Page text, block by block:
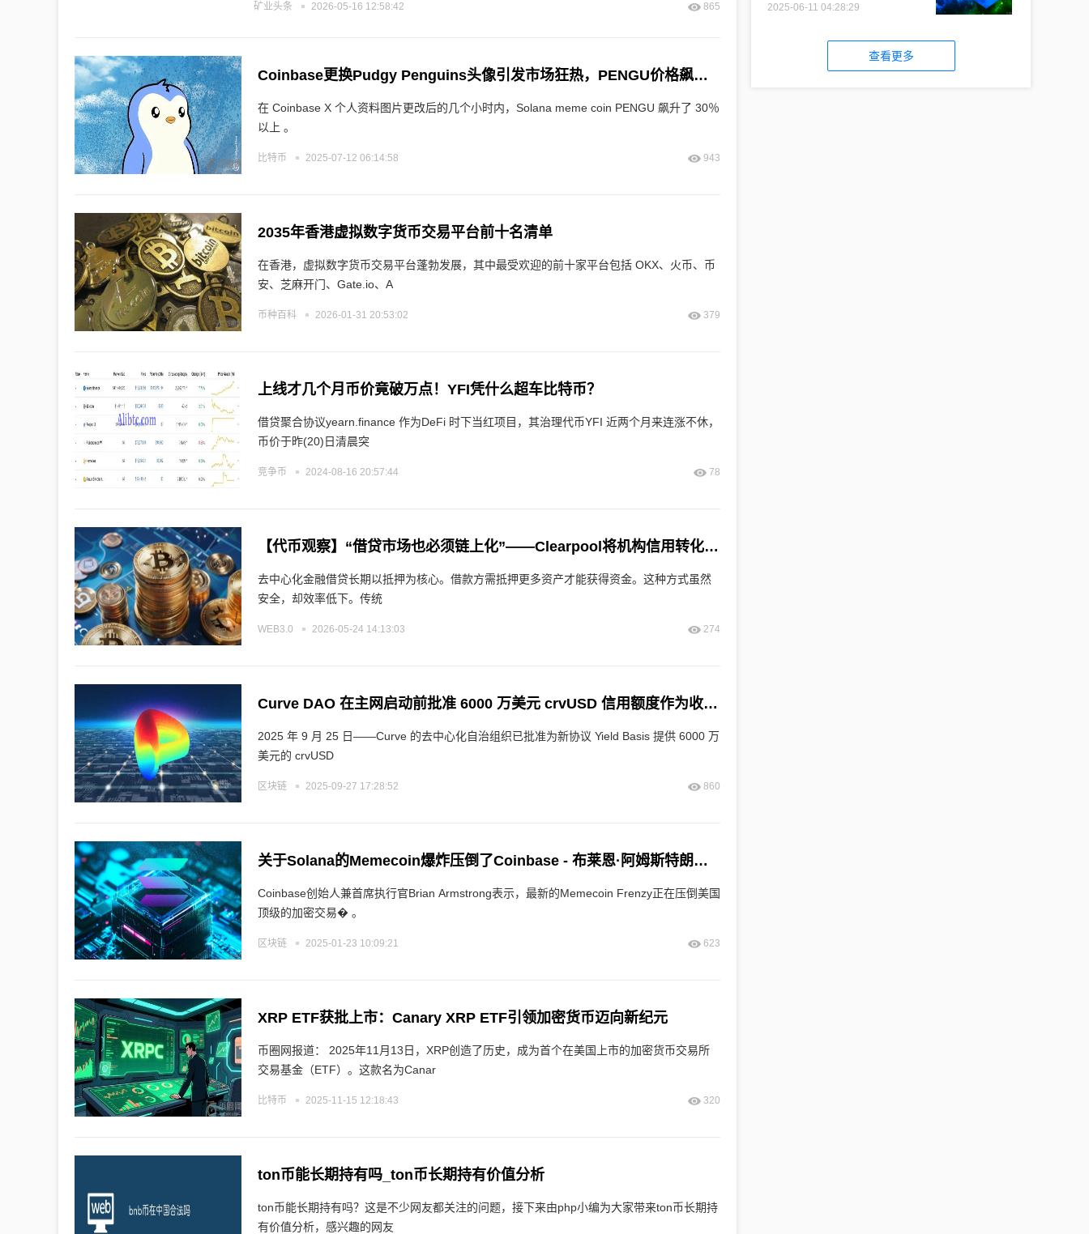
矿业头条 2026-05-16 12:58:42 865
Coinbase更换Pudgy Penguins头像引发市场狂热，PENGU价格飙升超30%
在 Coinbase X 个人资料图片更改后的几个小时内，Solana meme coin PENGU 飙升了 30％
以上 。
比特币 2025-07-12 06:14:58 943
2035年香港虚拟数字货币交易平台前十名清单
在香港，虚拟数字货币交易平台蓬勃发展，其中最受欢迎的前十家平台包括 OKX、火币、币
安、芝麻开门、Gate.io、A
币种百科 2026-01-31 20:53:02 379
上线才几个月币价竟破万点！YFI凭什么超车比特币？
借贷聚合协议yearn.finance 作为DeFi 时下当红项目，其治理代币YFI 近两个月来连涨不休，
币价于昨(20)日清晨突
竞争币 2024-08-16 20:57:44 78
【代币观察】“借贷市场也必须链上化”——Clearpool将机构信用转化为DeFi收益
去中心化金融借贷长期以抵押为核心。借款方需抵押更多资产才能获得资金。这种方式虽然
安全，却效率低下。传统
WEB3.0 2026-05-24 14:13:03 274
Curve DAO 在主网启动前批准 6000 万美元 crvUSD 信用额度作为收益基础
2025 年 9 月 25 日——Curve 的去中心化自治组织已批准为新协议 Yield Basis 提供 6000 万
美元的 crvUSD
区块链 2025-09-27 17:28:52 860
关于Solana的Memecoin爆炸压倒了Coinbase - 布莱恩·阿姆斯特朗（Brian Armstrong）说，公司不期望“这种潮流”
Coinbase创始人兼首席执行官Brian Armstrong表示，最新的Memecoin Frenzy正在压倒美国
顶级的加密交易� 。
区块链 2025-01-23 10:09:21 623
XRP ETF获批上市：Canary XRP ETF引领加密货币迈向新纪元
币圈网报道： 2025年11月13日，XRP创造了历史，成为首个在美国上市的加密货币交易所
交易基金（ETF）。这款名为Canar
比特币 2025-11-15 12:18:43 320
ton币能长期持有吗_ton币长期持有价值分析
ton币能长期持有吗？这是不少网友都关注的问题，接下来由php小编为大家带来ton币长期持
有价值分析，感兴趣的网友
提到 Chainlink
2025-06-11 04:28:29
查看更多